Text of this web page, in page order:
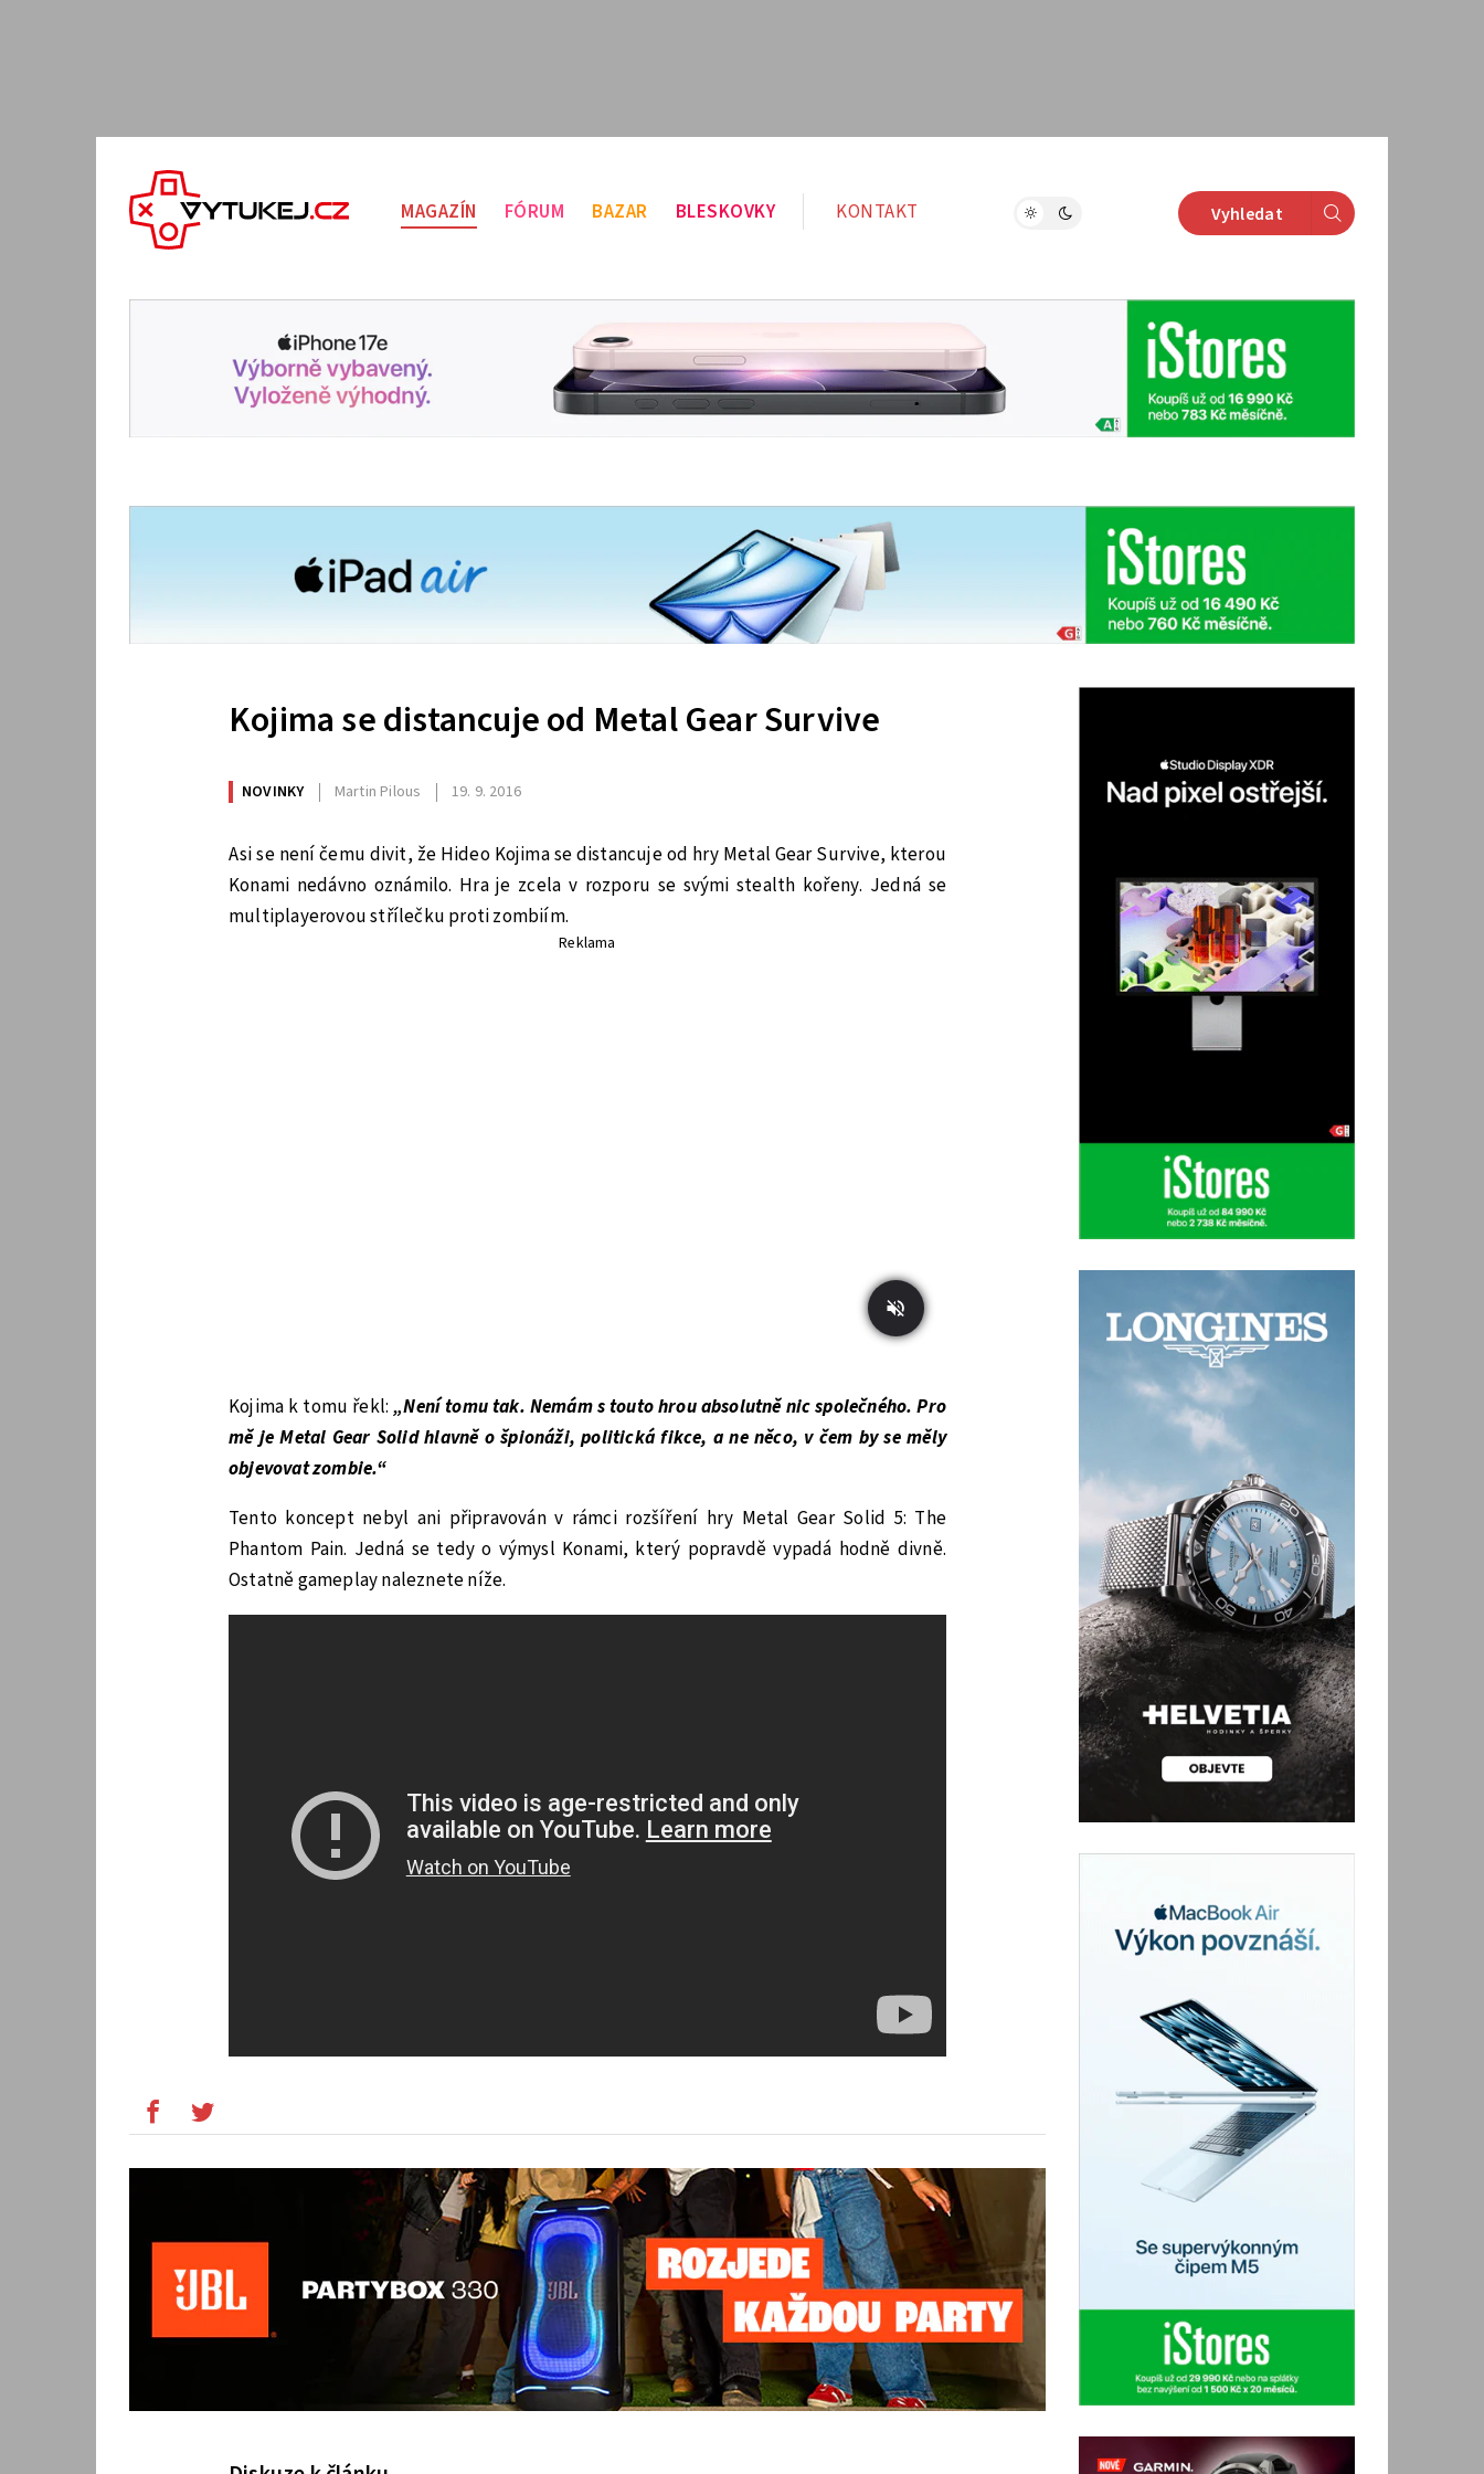
MAGAZÍN FÓRUM BAZAR BLESKOVKY KONTAKT Vyhledat
Kojima se distancuje od Metal Gear Survive
NOVINKY Martin Pilous 19. 9. 2016
Asi se není čemu divit, že Hideo Kojima se distancuje od hry Metal Gear Survive, kterou
Konami nedávno oznámilo. Hra je zcela v rozporu se svými stealth kořeny. Jedná se
multiplayerovou střílečku proti zombiím.
Reklama
Kojima k tomu řekl:„Není tomu tak. Nemám s touto hrou absolutně nic společného. Pro
mě je Metal Gear Solid hlavně o špionáži, politická fikce, a ne něco, v čem by se měly
objevovat zombie.“
Tento koncept nebyl ani připravován v rámci rozšíření hry Metal Gear Solid 5: The
Phantom Pain. Jedná se tedy o výmysl Konami, který popravdě vypadá hodně divně.
Ostatně gameplay naleznete níže.